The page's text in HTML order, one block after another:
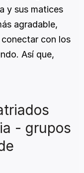
y sus matices
agradable,
con los
Así que,
- grupos